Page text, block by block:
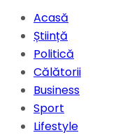
Acasă
Știință
Politică
Călătorii
Business
Sport
Lifestyle